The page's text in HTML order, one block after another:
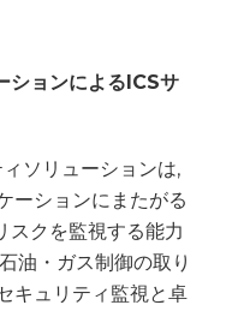
ションによるICSサ
ソリューションは,
ーションにまたがる
スクを監視する能力
油・ガス制御の取り
キュリティ監視と卓